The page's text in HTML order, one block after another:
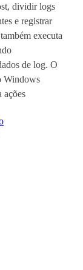
dividir logs
e registrar
executa
de log. O
Windows
ações